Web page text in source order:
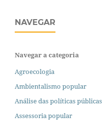
NAVEGAR
Navegar a categoria
Agroecologia
Ambientalismo popular
Análise das políticas públicas
Assessoria popular